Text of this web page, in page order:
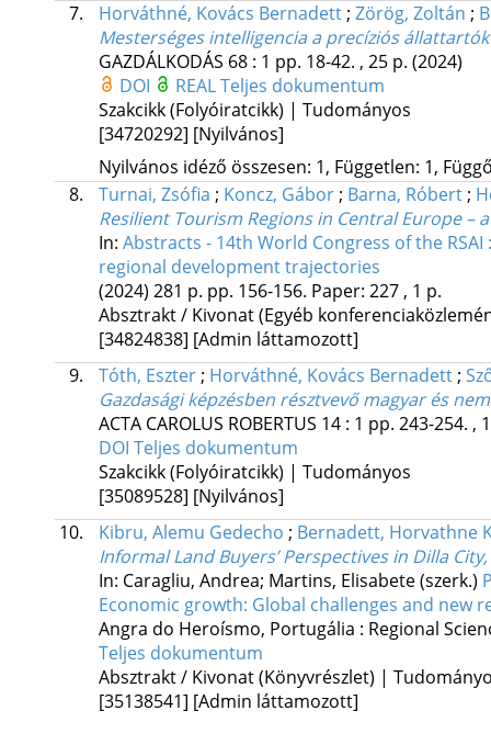
7.
Horváthné, Kovács Bernadett; Zörög, Zoltán ;
Mesterséges intelligencia a precíziós
GAZDÁLKODÁS 68: 1 pp. 18-42. , 25 p. (2024)
DOI
REALTeljes dokumentum
Szakcikk (Folyóiratcikk) | Tudományos
[34720292] [Nyilvános]
Nyilvános idéző összesen: 1, Független: 1,
8.
Turnai, Zsófia ; Koncz, Gábor; Barna, Róbert;
Resilient Tourism Regions in Central Europe –
In: Abstracts - 14th World Congress of the
regional development trajectories
(2024) 281 p. pp. 156-156. Paper: 227 , 1 p.
Absztrakt / Kivonat (Egyéb
[34824838] [Admin láttamozott]
9.
Tóth, Eszter; Horváthné, Kovács Bernadett;
Gazdasági képzésben résztvevő magyar és
ACTA CAROLUS ROBERTUS 14: 1 pp. 243-254. ,
DOI Teljes dokumentum
Szakcikk (Folyóiratcikk) | Tudományos
[35089528] [Nyilvános]
10.
Kibru, Alemu Gedecho ; Bernadett, Horvathne
Informal Land Buyers’ Perspectives in Dilla
In: Caragliu, Andrea; Martins, Elisabete (szerk.)
Economic growth: Global challenges and new
Angra do Heroísmo, Portugália : Regional
Teljes dokumentum
Absztrakt / Kivonat (Könyvrészlet) |
[35138541] [Admin láttamozott]